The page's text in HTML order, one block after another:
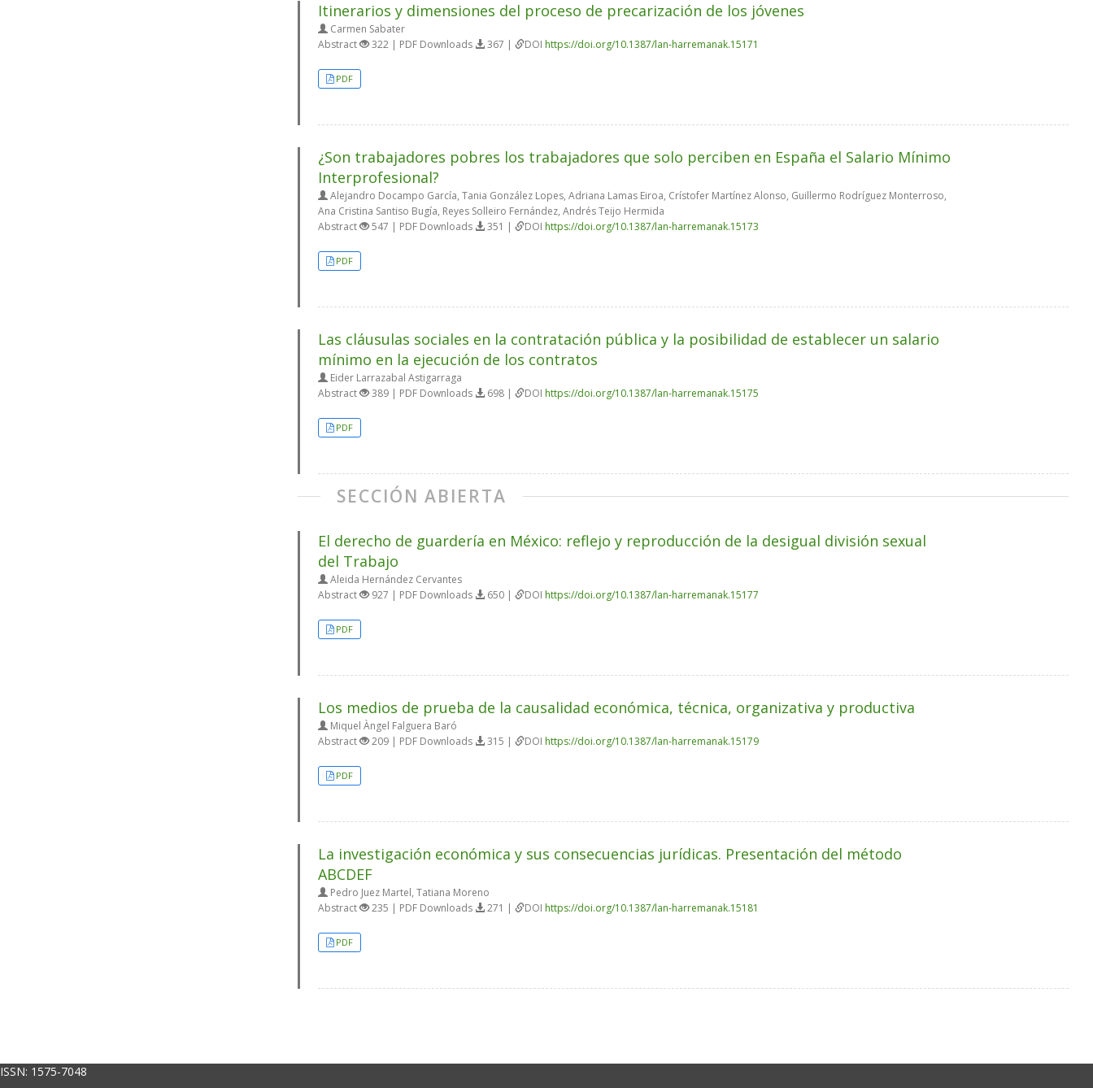
Itinerarios y dimensiones del proceso de precarización de los jóvenes
Carmen Sabater
Abstract
322 | PDF Downloads 367 | DOI https://doi.org/10.1387/lan-harremanak.15171
PDF
¿Son trabajadores pobres los trabajadores que solo perciben en España el Salario Mínimo
Interprofesional?
Alejandro Docampo García, Tania González Lopes, Adriana Lamas Eiroa, Crístofer Martínez Alonso, Guillermo Rodríguez Monterroso,
Ana Cristina Santiso Bugía, Reyes Solleiro Fernández, Andrés Teijo Hermida
Abstract
547 | PDF Downloads 351 | DOI https://doi.org/10.1387/lan-harremanak.15173
PDF
Las cláusulas sociales en la contratación pública y la posibilidad de establecer un salario
mínimo en la ejecución de los contratos
Eider Larrazabal Astigarraga
Abstract
389 | PDF Downloads 698 | DOI https://doi.org/10.1387/lan-harremanak.15175
PDF
SECCIÓN ABIERTA
El derecho de guardería en México: reflejo y reproducción de la desigual división sexual
del Trabajo
Aleida Hernández Cervantes
Abstract
927 | PDF Downloads 650 | DOI https://doi.org/10.1387/lan-harremanak.15177
PDF
Los medios de prueba de la causalidad económica, técnica, organizativa y productiva
Miquel Àngel Falguera Baró
Abstract
209 | PDF Downloads 315 | DOI https://doi.org/10.1387/lan-harremanak.15179
PDF
La investigación económica y sus consecuencias jurídicas. Presentación del método
ABCDEF
Pedro Juez Martel, Tatiana Moreno
Abstract
235 | PDF Downloads 271 | DOI https://doi.org/10.1387/lan-harremanak.15181
PDF
ISSN: 1575-7048